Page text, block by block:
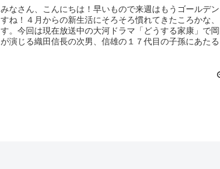
みなさん、こんにちは！早いもので来週はもうゴールデ
すね！４月からの新生活にそろそろ慣れてきたころかな
す。今回は現在放送中の大河ドラマ「どうする家康」で
が演じる織田信長の次男、信雄の１７代目の子孫にあたる